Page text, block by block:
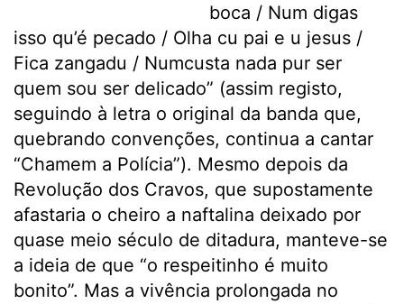
boca / Num digas
isso qu’é pecado / Olha cu pai e u jesus /
Fica zangadu / Numcusta nada pur ser
quem sou ser delicado” (assim registo,
seguindo à letra o original da banda que,
quebrando convenções, continua a cantar
“Chamem a Polícia”). Mesmo depois da
Revolução dos Cravos, que supostamente
afastaria o cheiro a naftalina deixado por
quase meio século de ditadura, manteve-se
a ideia de que “o respeitinho é muito
bonito”. Mas a vivência prolongada no